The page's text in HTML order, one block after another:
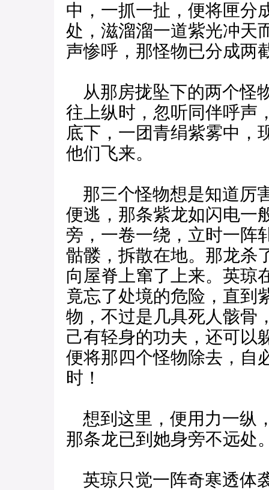
中，一抓一扯，便将匣分
处，滋溜溜一道紫光冲天
声惨呼，那怪物已分成两
从那房拢坠下的两个怪
往上纵时，忽听同伴呼声
底下，一团青绢紫雾中，
他们飞来。
那三个怪物想是知道厉
便逃，那条紫龙如闪电一
旁，一卷一绕，立时一阵
骷髅，拆散在地。那龙杀
向屋脊上窜了上来。英琼
竟忘了处境的危险，直到
物，不过是几具死人骸骨
己有轻身的功夫，还可以
便将那四个怪物除去，自
时！
想到这里，便用力一纵
那条龙已到她身旁不远处
英琼只觉一阵奇寒透体